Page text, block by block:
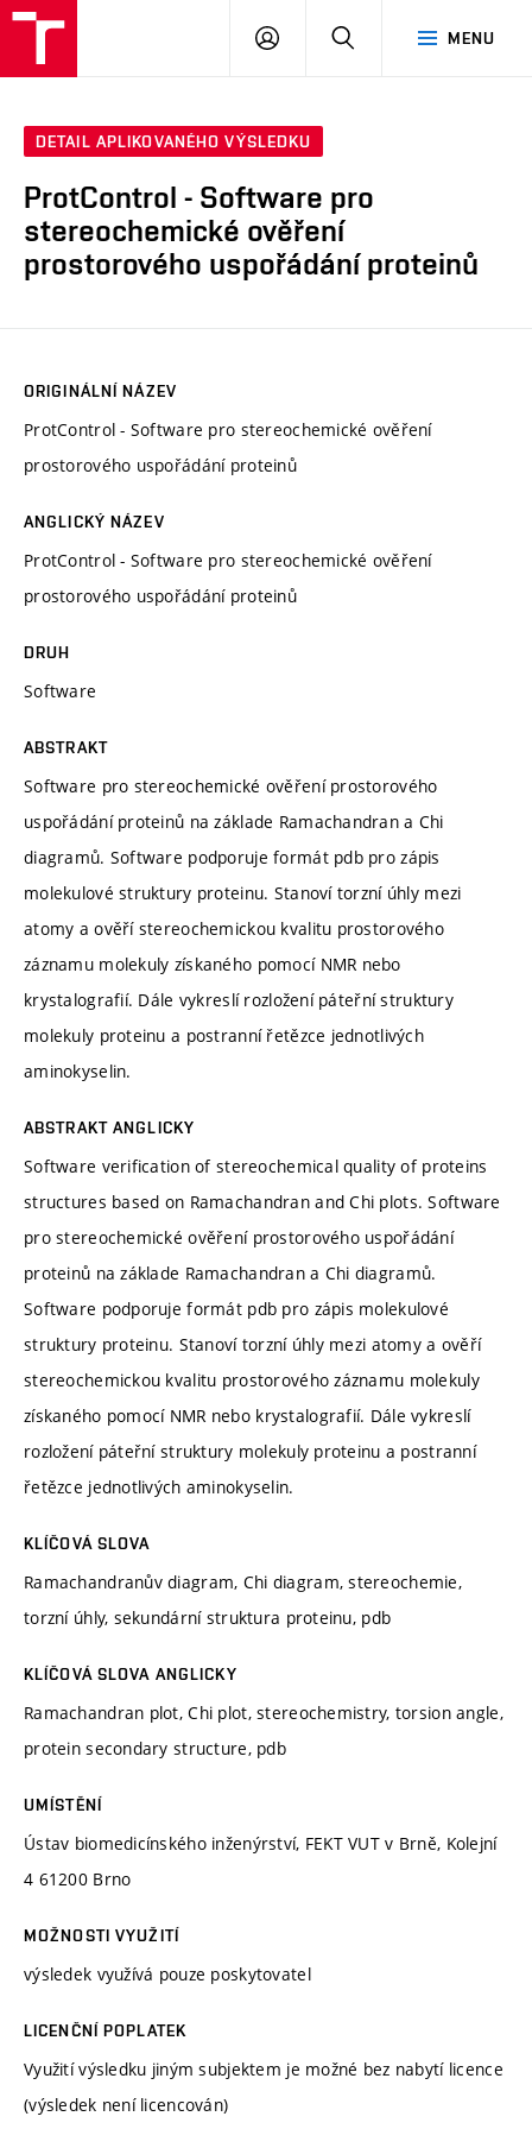
MENU
PŘIHLÁSIT
DETAIL APLIKOVANÉHO VÝSLEDKU
ProtControl - Software pro
stereochemické ověření
prostorového uspořádání proteinů
ORIGINÁLNÍ NÁZEV
ProtControl - Software pro stereochemické ověření
prostorového uspořádání proteinů
ANGLICKÝ NÁZEV
ProtControl - Software pro stereochemické ověření
prostorového uspořádání proteinů
DRUH
Software
ABSTRAKT
Software pro stereochemické ověření prostorového
uspořádání proteinů na základe Ramachandran a Chi
diagramů. Software podporuje formát pdb pro zápis
molekulové struktury proteinu. Stanoví torzní úhly mezi
atomy a ověří stereochemickou kvalitu prostorového
záznamu molekuly získaného pomocí NMR nebo
krystalografií. Dále vykreslí rozložení páteřní struktury
molekuly proteinu a postranní řetězce jednotlivých
aminokyselin.
ABSTRAKT ANGLICKY
Software verification of stereochemical quality of proteins
structures based on Ramachandran and Chi plots. Software
pro stereochemické ověření prostorového uspořádání
proteinů na základe Ramachandran a Chi diagramů.
Software podporuje formát pdb pro zápis molekulové
struktury proteinu. Stanoví torzní úhly mezi atomy a ověří
stereochemickou kvalitu prostorového záznamu molekuly
získaného pomocí NMR nebo krystalografií. Dále vykreslí
rozložení páteřní struktury molekuly proteinu a postranní
řetězce jednotlivých aminokyselin.
KLÍČOVÁ SLOVA
Ramachandranův diagram, Chi diagram, stereochemie,
torzní úhly, sekundární struktura proteinu, pdb
KLÍČOVÁ SLOVA ANGLICKY
Ramachandran plot, Chi plot, stereochemistry, torsion angle,
protein secondary structure, pdb
UMÍSTĚNÍ
Ústav biomedicínského inženýrství, FEKT VUT v Brně, Kolejní
4 61200 Brno
MOŽNOSTI VYUŽITÍ
výsledek využívá pouze poskytovatel
LICENČNÍ POPLATEK
Využití výsledku jiným subjektem je možné bez nabytí licence
(výsledek není licencován)